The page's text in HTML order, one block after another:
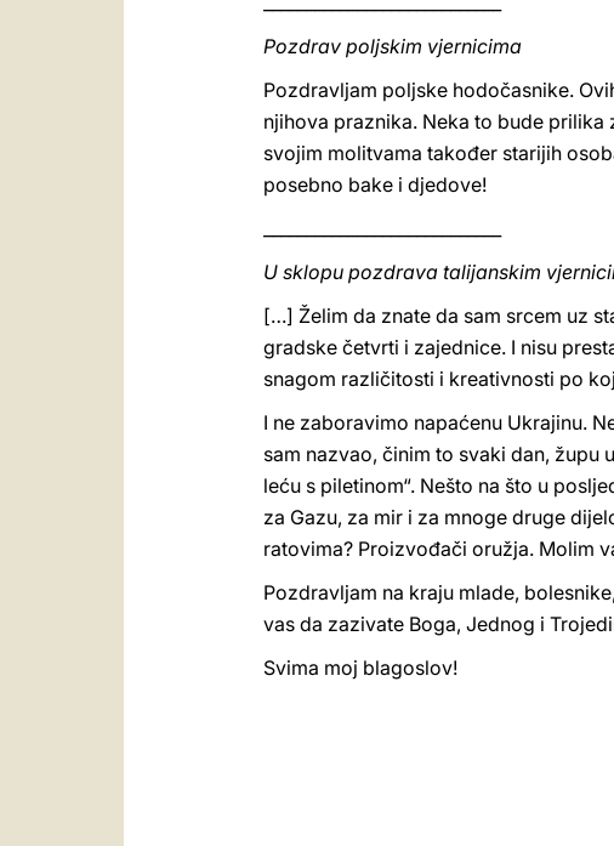
Pozdrav poljskim vjernicima
Pozdravljam poljske hodočasnike.
njihova praznika. Neka to bude prilika
svojim molitvama također starijih
posebno bake i djedove!
U sklopu pozdrava talijanskim
[…] Želim da znate da sam srcem uz
gradske četvrti i zajednice. I nisu
snagom različitosti i kreativnosti po
I ne zaboravimo napaćenu Ukrajinu.
sam nazvao, činim to svaki dan, župu
leću s piletinom“. Nešto na što u
za Gazu, za mir i za mnoge druge
ratovima? Proizvođači oružja. Molim
Pozdravljam na kraju mlade,
vas da zazivate Boga, Jednog i
Svima moj blagoslov!